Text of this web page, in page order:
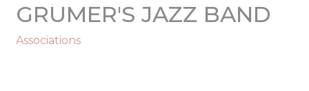
GRUMER'S JAZZ BAND
Associations